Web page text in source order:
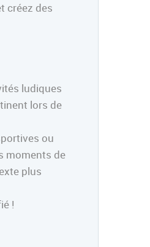
créez des
ludiques
lors de
ou
moments de
plus
!